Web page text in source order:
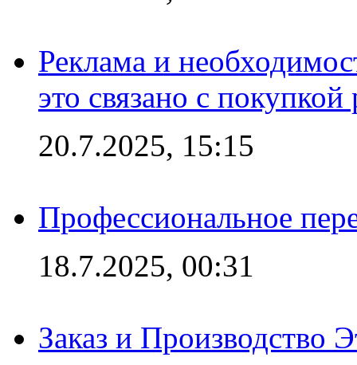
Реклама и
это связано с покупкой
20.7.2025, 15:15
Профессиональное
18.7.2025, 00:31
Заказ и Производство